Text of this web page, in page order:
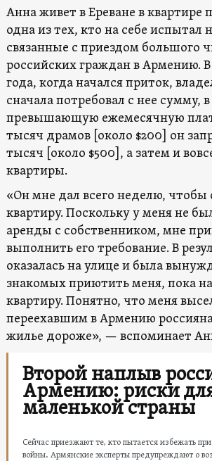
Анна живет в Ереване в квартире
одна из тех, кто на себе испытал
связанные с приездом большого
российских граждан в Армению. В
года, когда начался приток,
сначала потребовал с нее сумму,
превышающую ежемесячную
тысяч драмов [около $200] он
тысяч [около $500], а затем и
квартиры.
«Он мне дал всего неделю, чтобы
квартиру. Поскольку у меня не
аренды с собственником, мне
выполнить его требование. В
оказалась на улице и была
знакомых приютить меня, пока
квартиру. Понятно, что меня
переехавшим в Армению
жилье дороже», — вспоминает
Второй наплыв
Армению: риски
маленькой страны
Сейчас приезжают те, кто пытается избежать
войны. Армянские эксперты предупреждают о